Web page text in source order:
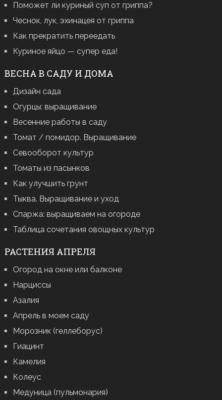
Поможет ли куриный суп от гриппа?
Чеснок, лук, эхинацея от гриппа
Как прекратить переедать
Куриное яйцо — супер еда!
ВЕСНА В САДУ И ДОМА
Дизайн сада
Огурцы: выращивание
Весенние работы в саду
Томат / помидор. Выращивание
Севооборот культур
Томаты из пасынков
Как улучшить грунт
Тыква. Выращивание и уход
Спаржа: выращиваем на огороде
Таблица сочетания овощных культур
РАСТЕНИЯ АПРЕЛЯ
Огород на окне или балконе
Нарциссы
Азалия
Апрель в моем саду
Морозник (геллеборус)
Гиацинт
Камелия
Колеус
Медуница (пульмонария)